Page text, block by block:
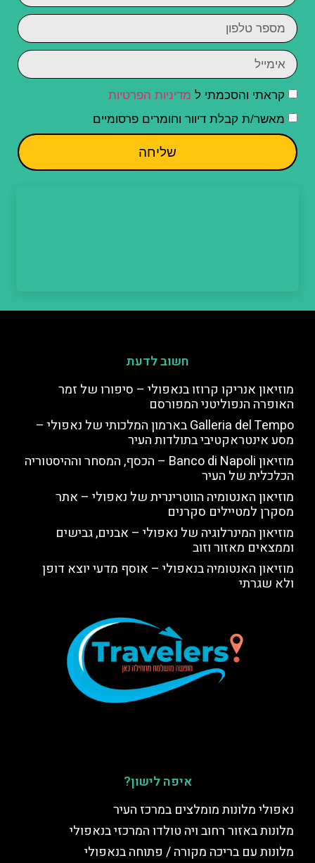
קראתי והסכמתי ל מדיניות הפרטיות
מאשר/ת קבלת דיוור וחומרים פרסומיים
שליחה
חשוב לדעת
מוזיאון אנריקו קרוזו בנאפולי – סיפורו של זמר
האופרה הנפוליטני המפורסם
Galleria del Tempo בארמון המלכותי של נאפולי –
מסע אינטראקטיבי בתולדות העיר
מוזיאון Banco di Napoli – הכסף, המסחר וההיסטוריה
הכלכלית של העיר
מוזיאון האנטומיה הווטרינרית של נאפולי – אתר
מסקרן למטיילים סקרנים
מוזיאון המינרלוגיה של נאפולי – אבנים, גבישים
וממצאים מאזור וזוב
מוזיאון האנטומיה בנאפולי – אוסף מדעי יוצא דופן
ולא שגרתי
איפה לישון?
נאפולי מלונות מומלצים במרכז העיר
מלונות באזור רחוב ויה טולדו המרכזי בנאפולי
מלונות עם בריכה מקורה / פתוחה בנאפולי